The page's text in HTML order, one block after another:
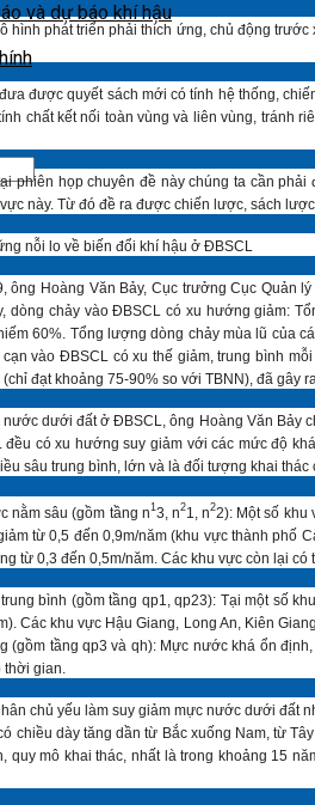
và dự báo khí hậu
hình phát triển phải thích ứng, chủ động
được quyết sách mới có tính hệ thống,
chất kết nối toàn vùng và liên vùng, tránh
phiên họp chuyên đề này chúng ta cần
này. Từ đó đề ra được chiến lược, sách
nỗi lo về biến đổi khí hậu ở ĐBSCL
ông Hoàng Văn Bảy, Cục trưởng Cục
dòng chảy vào ĐBSCL có xu hướng giảm:
60%. Tổng lượng dòng chảy mùa lũ của
vào ĐBSCL có xu thế giảm, trung bình
đạt khoảng 75-90% so với TBNN), đã gây
dưới đất ở ĐBSCL, ông Hoàng Văn Bảy
có xu hướng suy giảm với các mức độ
sâu trung bình, lớn và là đối tượng khai
nằm sâu (gồm tầng n 13, n21, n22): Một số khu
từ 0,5 đến 0,9m/năm (khu vực thành
từ 0,3 đến 0,5m/năm. Các khu vực còn lại
bình (gồm tầng qp1, qp23): Tại một số
Các khu vực Hậu Giang, Long An, Kiên
(gồm tầng qp3 và qh): Mực nước khá ổn
thời gian.
chủ yếu làm suy giảm mực nước dưới đất
chiều dày tăng dần từ Bắc xuống Nam, từ
quy mô khai thác, nhất là trong khoảng 15